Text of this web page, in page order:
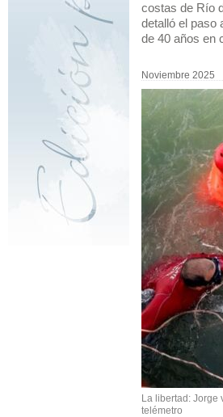
costas de Río
detalló el paso
de 40 años en
Noviembre 2025
La libertad: Jorge
telémetro